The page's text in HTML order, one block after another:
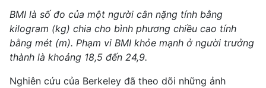
BMI là số đo của một người cân nặng tính bằng
kilogram (kg) chia cho bình phương chiều cao tính
bằng mét (m). Phạm vi BMI khỏe mạnh ở người trưởng
thành là khoảng 18,5 đến 24,9.
Nghiên cứu của Berkeley đã theo dõi những ảnh